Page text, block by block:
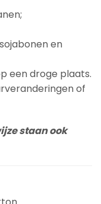
en
een droge plaats.
of
staan ook